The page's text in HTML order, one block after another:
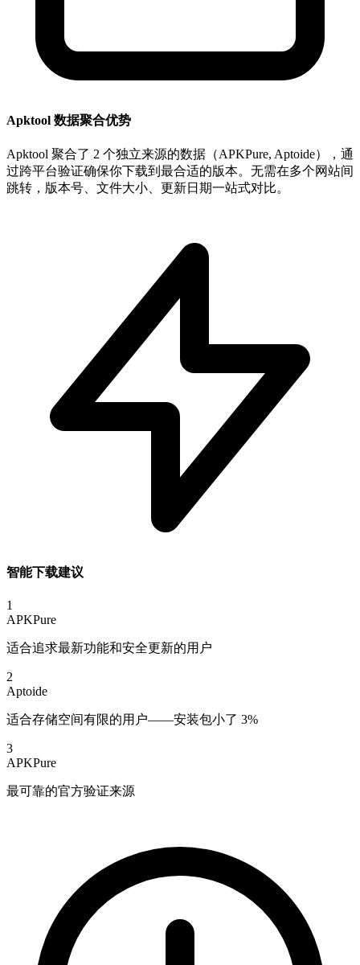
Apktool 数据聚合优势
Apktool 聚合了 2 个独立来源的数据（APKPure, Aptoide），通
过跨平台验证确保你下载到最合适的版本。无需在多个网站间
跳转，版本号、文件大小、更新日期一站式对比。
智能下载建议
1
APKPure
适合追求最新功能和安全更新的用户
2
Aptoide
适合存储空间有限的用户——安装包小了 3%
3
APKPure
最可靠的官方验证来源